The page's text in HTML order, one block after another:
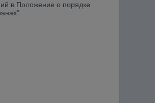
в Положение о порядке